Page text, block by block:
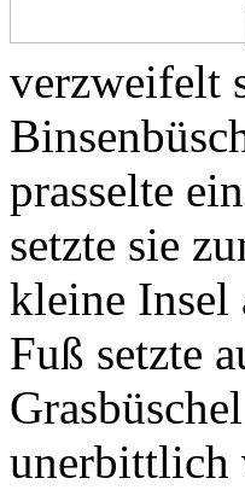
verzweifelt
prasselte
setzte sie
kleine Insel
Fuß setzte
unerbittlich